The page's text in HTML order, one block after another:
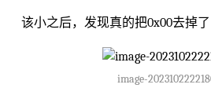
该小之后，发现真的把0x00去掉了
image-